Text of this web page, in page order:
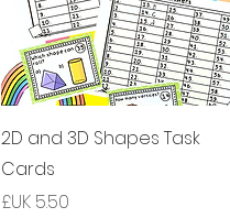
العرض السريع
2D and 3D Shapes Task
Cards
السعر